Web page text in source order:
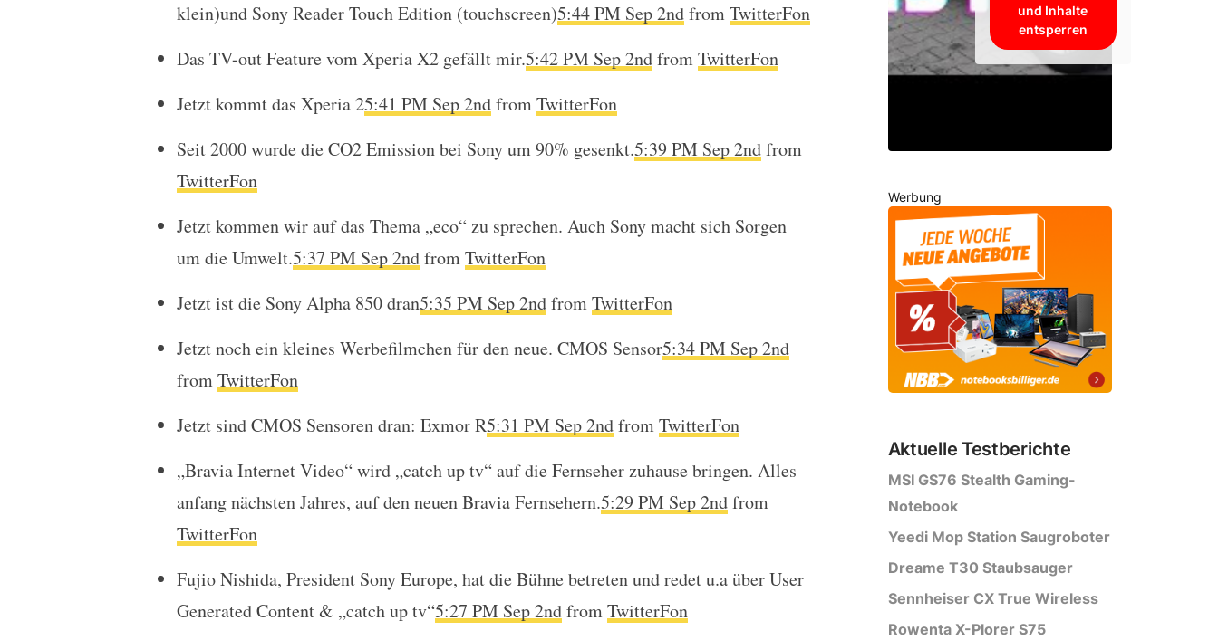
klein)und Sony Reader Touch Edition (touchscreen)5:44 PM Sep 2nd fromTwitterFon
Das TV-out Feature vom Xperia X2 gefällt mir.5:42 PM Sep 2nd fromTwitterFon
Jetzt kommt das Xperia 25:41 PM Sep 2nd fromTwitterFon
Seit 2000 wurde die CO2 Emission bei Sony um 90% gesenkt.5:39 PM Sep 2nd from
TwitterFon
Jetzt kommen wir auf das Thema „eco“ zu sprechen. Auch Sony macht sich Sorgen
um die Umwelt.5:37 PM Sep 2nd fromTwitterFon
Jetzt ist die Sony Alpha 850 dran5:35 PM Sep 2nd fromTwitterFon
Jetzt noch ein kleines Werbefilmchen für den neue. CMOS Sensor5:34 PM Sep 2nd
fromTwitterFon
Jetzt sind CMOS Sensoren dran: Exmor R5:31 PM Sep 2nd fromTwitterFon
„Bravia Internet Video“ wird „catch up tv“ auf die Fernseher zuhause bringen. Alles
anfang nächsten Jahres, auf den neuen Bravia Fernsehern.5:29 PM Sep 2nd from
TwitterFon
Fujio Nishida, President Sony Europe, hat die Bühne betreten und redet u.a über User
Generated Content & „catch up tv“5:27 PM Sep 2nd fromTwitterFon
und Inhalte
entsperren
Werbung
Aktuelle Testberichte
MSI GS76 Stealth Gaming-
Notebook
Yeedi Mop Station Saugroboter
Dreame T30 Staubsauger
Sennheiser CX True Wireless
Rowenta X-Plorer S75